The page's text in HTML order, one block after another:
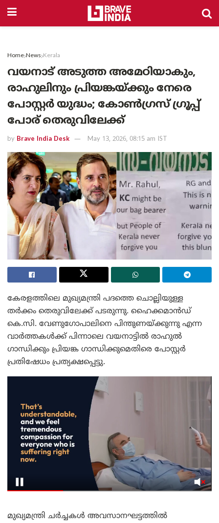
Home News Kerala
വയനാട് അടുത്ത അമേഠിയാകും,
രാഹുലിനും പ്രിയങ്കയ്ക്കും നേരെ
പോസ്റ്റർ യുദ്ധം; കോൺഗ്രസ് ഗ്രൂപ്പ്
പോര് തെരുവിലേക്ക്
by Brave India Desk May 13, 2026, 08:15 am IST
കേരളത്തിലെ മുഖ്യമന്ത്രി പദത്തെ ചൊല്ലിയുള്ള
തർക്കം തെരുവിലേക്ക് പടരുന്നു. ഹൈക്കമാൻഡ്
കെ.സി. വേണുഗോപാലിനെ പിന്തുണയ്ക്കുന്നു എന്ന
വാർത്തകൾക്ക് പിന്നാലെ വയനാട്ടിൽ രാഹുൽ
ഗാന്ധിക്കും പ്രിയങ്ക ഗാന്ധിക്കുമെതിരെ പോസ്റ്റർ
പ്രതിഷേധം പ്രത്യക്ഷപ്പെട്ടു.
മുഖ്യമന്ത്രി ചർച്ചകൾ അവസാനഘട്ടത്തിൽ